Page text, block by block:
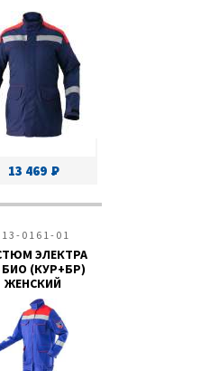
13 469
0161-01
ЭЛЕКТРА
БИО (КУР+БР)
ЖЕНСКИЙ